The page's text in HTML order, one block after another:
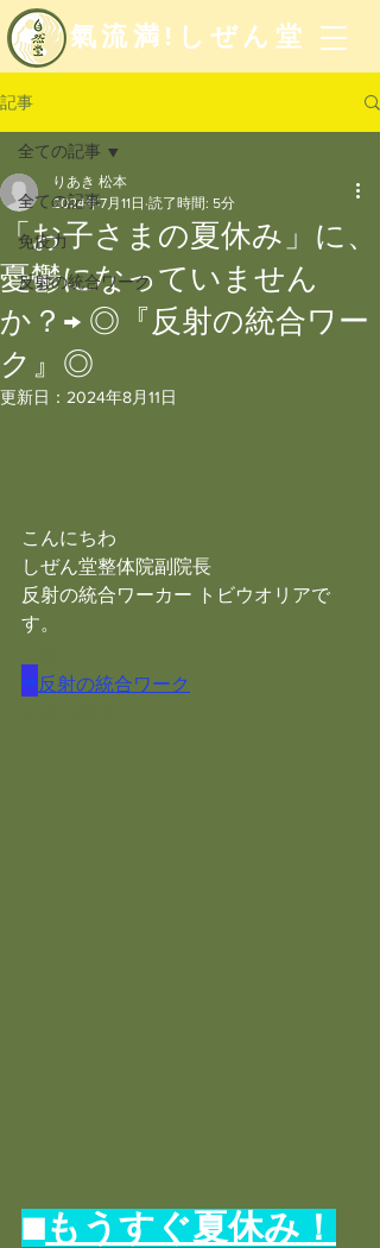
氣流満!しぜん堂
記事
全ての記事
免疫力
反射の統合ワーク
全ての記事
「お子さまの夏休み」に、
憂鬱になっていません
か？→ ◎『反射の統合ワー
ク』◎
りあき 松本
2024年7月11日 読了時間: 5分
更新日： 2024年8月11日
こんにちわ
しぜん堂整体院副院長
反射の統合ワーカー トビウオリアで
す。
→反射の統合ワーク
■もうすぐ夏休み！